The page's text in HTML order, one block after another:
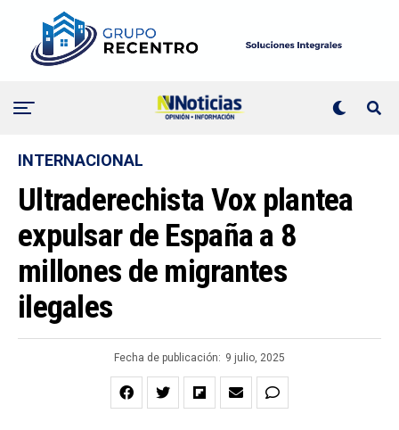
INTERNACIONAL
Ultraderechista Vox plantea
expulsar de España a 8
millones de migrantes
ilegales
Fecha de publicación: 9 julio, 2025